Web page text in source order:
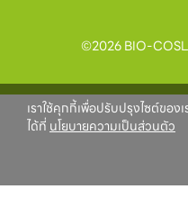
©2026 BIO-
เราใช้คุกกี้เพื่อปรับปรุงไซต์ขอ
ได้ที่ นโยบายความเป็นส่วนตัว